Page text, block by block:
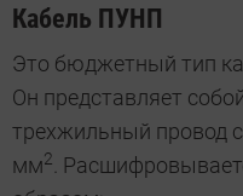
Кабель ПУНП
Это бюджетный тип
Он представляет
трехжильный провод
мм2
.